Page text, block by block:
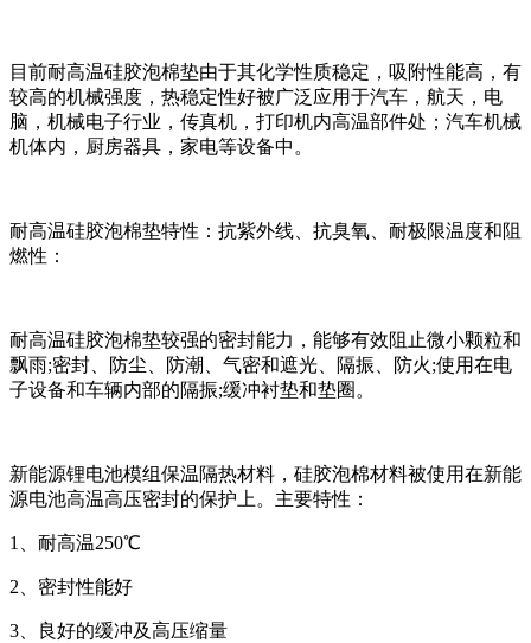
目前耐高温硅胶泡棉垫由于其化学性质稳定，吸附性能高，有
较高的机械强度，热稳定性好被广泛应用于汽车，航天，电
脑，机械电子行业，传真机，打印机内高温部件处；汽车机械
机体内，厨房器具，家电等设备中。
耐高温硅胶泡棉垫特性：抗紫外线、抗臭氧、耐极限温度和阻
燃性：
耐高温硅胶泡棉垫较强的密封能力，能够有效阻止微小颗粒和
飘雨;密封、防尘、防潮、气密和遮光、隔振、防火;使用在电
子设备和车辆内部的隔振;缓冲衬垫和垫圈。
新能源锂电池模组保温隔热材料，硅胶泡棉材料被使用在新能
源电池高温高压密封的保护上。主要特性：
1、耐高温250℃
2、密封性能好
3、良好的缓冲及高压缩量